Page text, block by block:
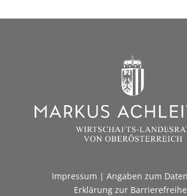
Impressum |Angaben zum
Erklärung zur